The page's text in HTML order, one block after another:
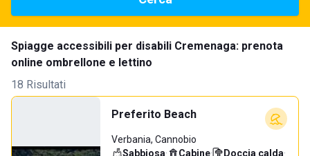
Spiagge accessibili per disabili Cremenaga: prenota
online ombrellone e lettino
18 Risultati
Preferito Beach
Verbania, Cannobio
Sabbiosa· Cabine· Doccia calda·